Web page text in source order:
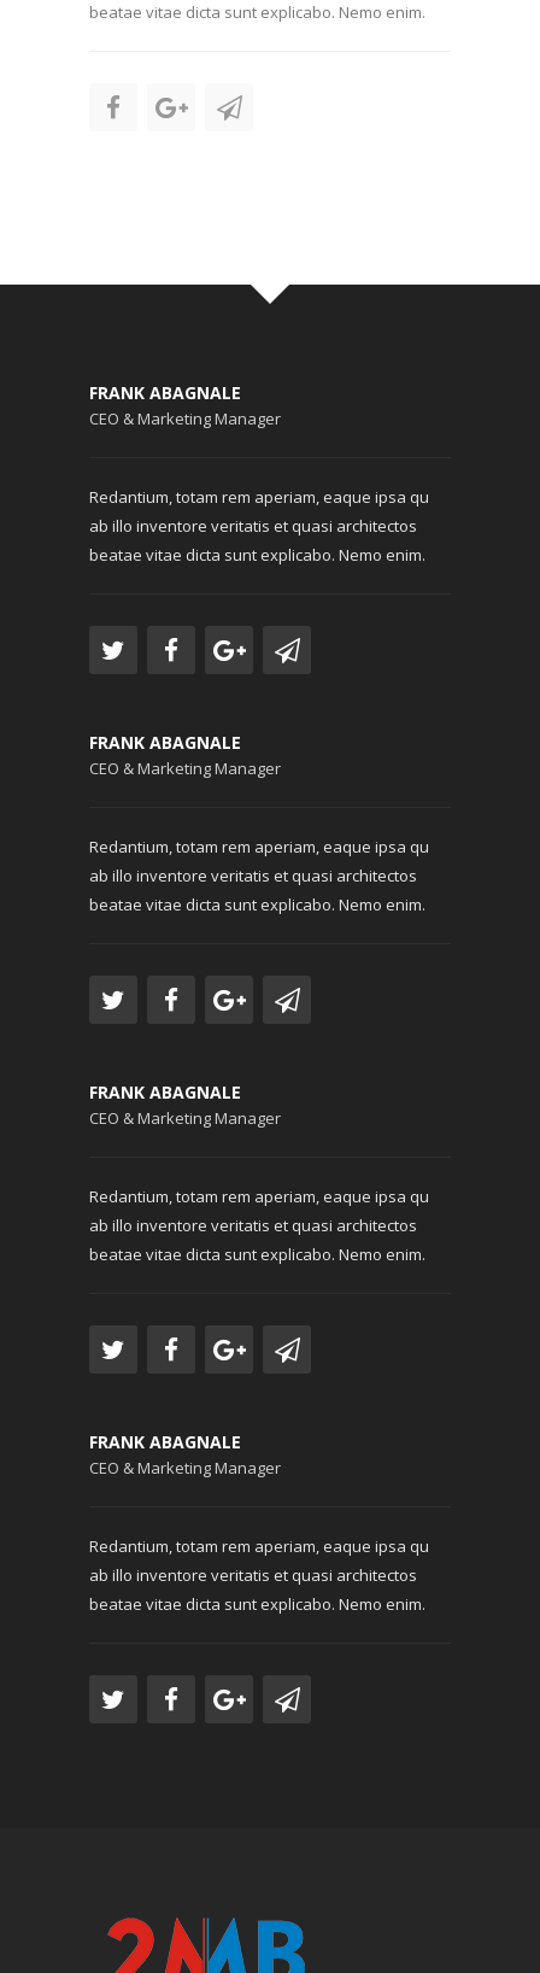
beatae vitae dicta sunt explicabo. Nemo enim.
FRANK ABAGNALE
CEO & Marketing Manager
Redantium, totam rem aperiam, eaque ipsa qu
ab illo inventore veritatis et quasi architectos
beatae vitae dicta sunt explicabo. Nemo enim.
FRANK ABAGNALE
CEO & Marketing Manager
Redantium, totam rem aperiam, eaque ipsa qu
ab illo inventore veritatis et quasi architectos
beatae vitae dicta sunt explicabo. Nemo enim.
FRANK ABAGNALE
CEO & Marketing Manager
Redantium, totam rem aperiam, eaque ipsa qu
ab illo inventore veritatis et quasi architectos
beatae vitae dicta sunt explicabo. Nemo enim.
FRANK ABAGNALE
CEO & Marketing Manager
Redantium, totam rem aperiam, eaque ipsa qu
ab illo inventore veritatis et quasi architectos
beatae vitae dicta sunt explicabo. Nemo enim.